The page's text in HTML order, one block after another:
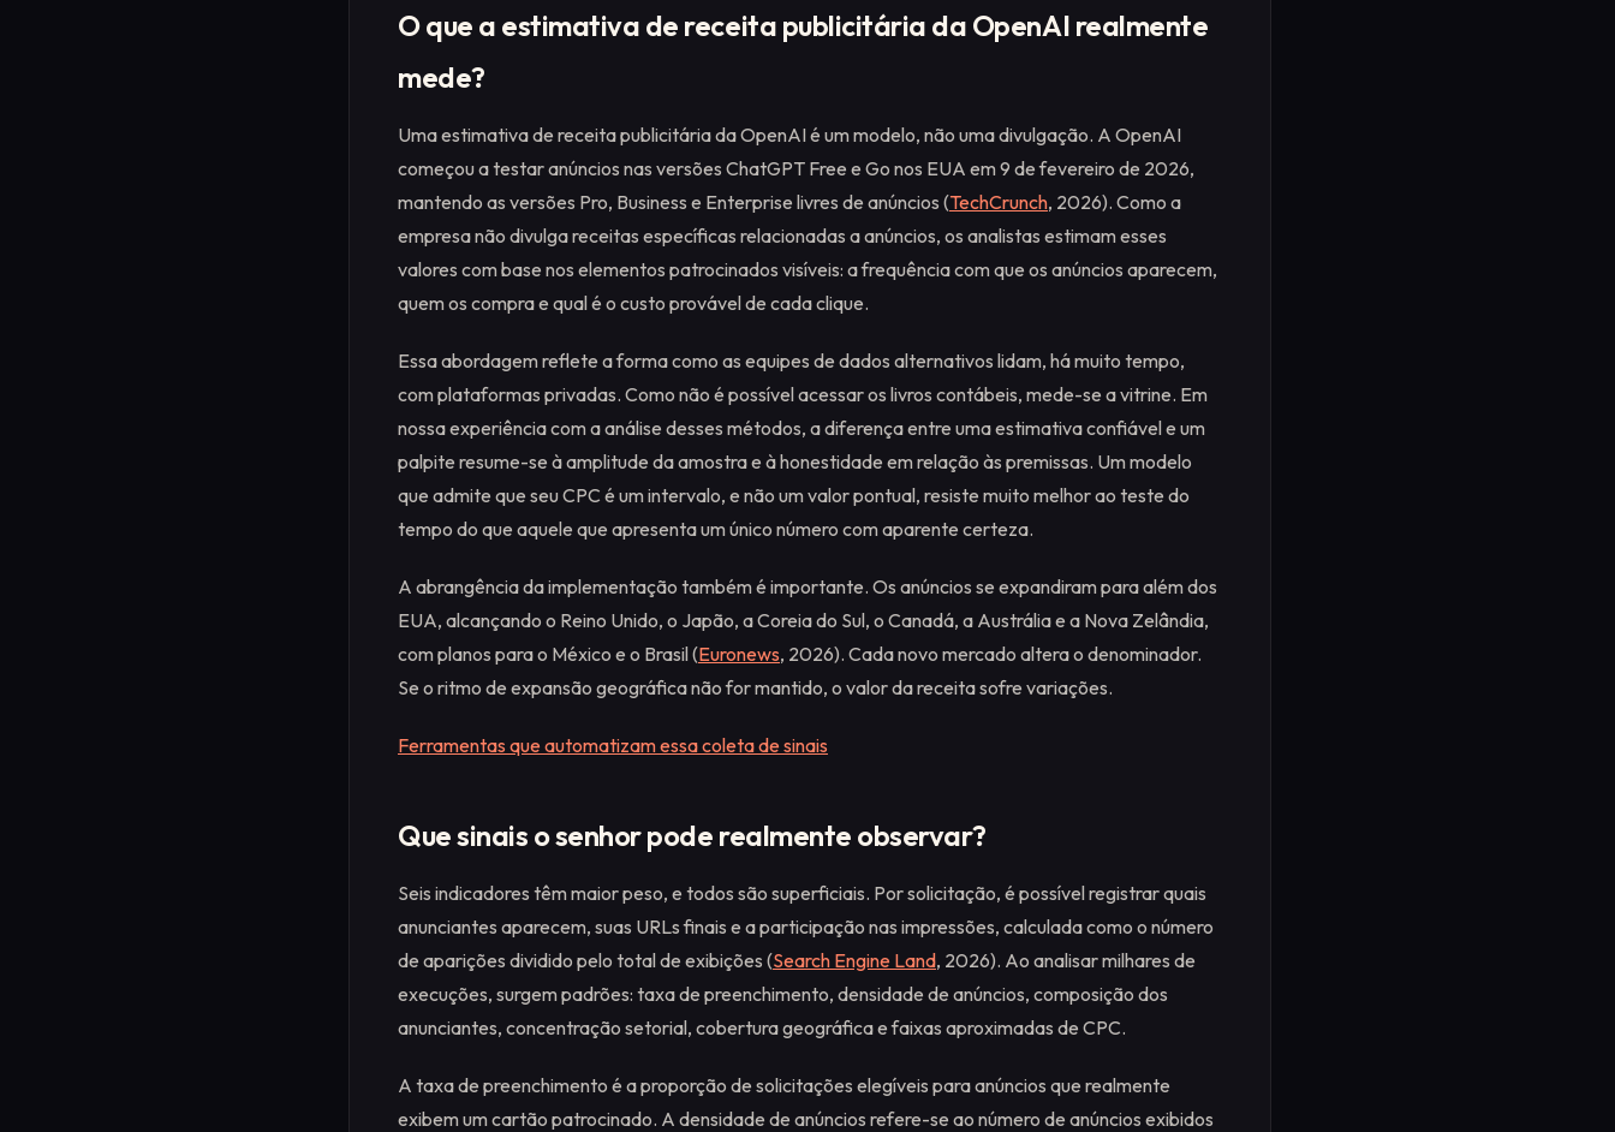
O que a estimativa de receita publicitária da OpenAI realmente
mede?
Uma estimativa de receita publicitária da OpenAI é um modelo, não uma divulgação. A OpenAI
começou a testar anúncios nas versões ChatGPT Free e Go nos EUA em 9 de fevereiro de 2026,
mantendo as versões Pro, Business e Enterprise livres de anúncios (TechCrunch, 2026). Como a
empresa não divulga receitas específicas relacionadas a anúncios, os analistas estimam esses
valores com base nos elementos patrocinados visíveis: a frequência com que os anúncios aparecem,
quem os compra e qual é o custo provável de cada clique.
Essa abordagem reflete a forma como as equipes de dados alternativos lidam, há muito tempo,
com plataformas privadas. Como não é possível acessar os livros contábeis, mede-se a vitrine. Em
nossa experiência com a análise desses métodos, a diferença entre uma estimativa confiável e um
palpite resume-se à amplitude da amostra e à honestidade em relação às premissas. Um modelo
que admite que seu CPC é um intervalo, e não um valor pontual, resiste muito melhor ao teste do
tempo do que aquele que apresenta um único número com aparente certeza.
A abrangência da implementação também é importante. Os anúncios se expandiram para além dos
EUA, alcançando o Reino Unido, o Japão, a Coreia do Sul, o Canadá, a Austrália e a Nova Zelândia,
com planos para o México e o Brasil (Euronews, 2026). Cada novo mercado altera o denominador.
Se o ritmo de expansão geográfica não for mantido, o valor da receita sofre variações.
Ferramentas que automatizam essa coleta de sinais
Que sinais o senhor pode realmente observar?
Seis indicadores têm maior peso, e todos são superficiais. Por solicitação, é possível registrar quais
anunciantes aparecem, suas URLs finais e a participação nas impressões, calculada como o número
de aparições dividido pelo total de exibições (Search Engine Land, 2026). Ao analisar milhares de
execuções, surgem padrões: taxa de preenchimento, densidade de anúncios, composição dos
anunciantes, concentração setorial, cobertura geográfica e faixas aproximadas de CPC.
A taxa de preenchimento é a proporção de solicitações elegíveis para anúncios que realmente
exibem um cartão patrocinado. A densidade de anúncios refere-se ao número de anúncios exibidos